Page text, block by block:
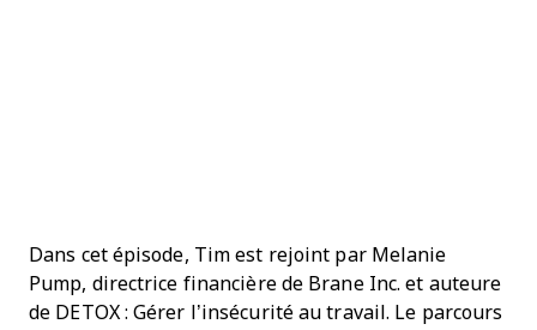
Dans cet épisode, Tim est rejoint par Melanie
Pump, directrice financière de Brane Inc. et auteure
de DETOX : Gérer l’insécurité au travail. Le parcours